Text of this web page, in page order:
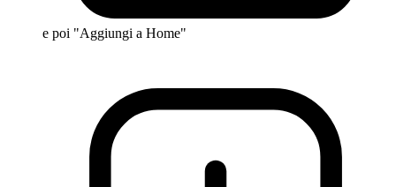
e poi "Aggiungi a Home"